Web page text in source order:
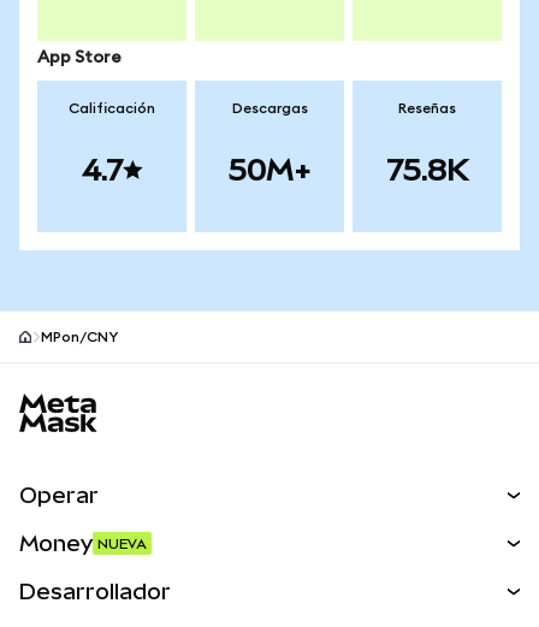
App Store
Calificación
4.7
Descargas
50M+
Reseñas
75.8K
MPon/CNY
Operar
Money NUEVA
Desarrollador